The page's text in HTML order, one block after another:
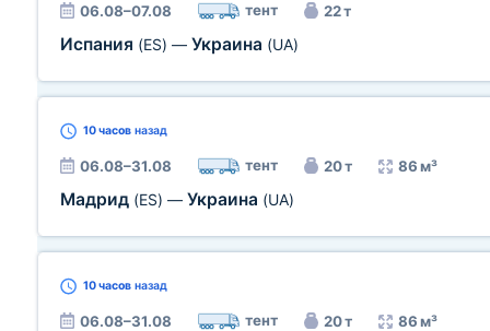
06.08–07.08 тент 22 т
Испания (ES) — Украина (UA)
10 часов назад
06.08–31.08 тент 20 т 86 м³
Мадрид (ES) — Украина (UA)
10 часов назад
06.08–31.08 тент 20 т 86 м³